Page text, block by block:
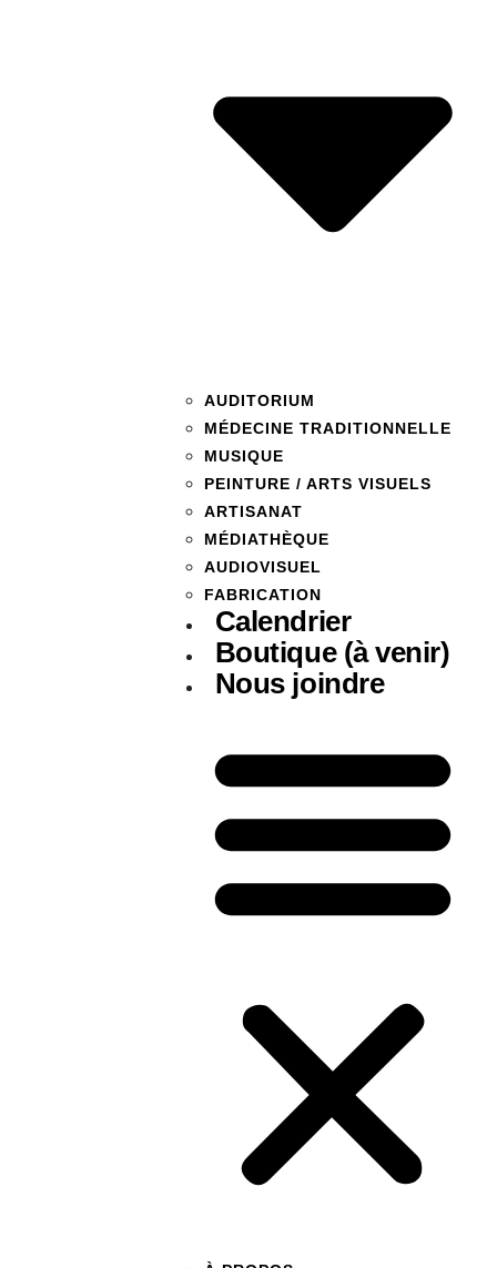
AUDITORIUM
MÉDECINE TRADITIONNELLE
MUSIQUE
PEINTURE / ARTS VISUELS
ARTISANAT
MÉDIATHÈQUE
AUDIOVISUEL
FABRICATION
Calendrier
Boutique (à venir)
Nous joindre